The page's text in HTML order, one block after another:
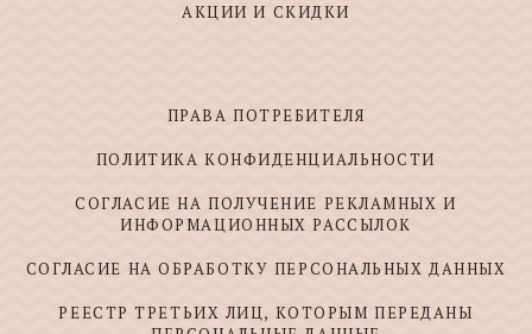
АКЦИИ И СКИДКИ
ПРАВА ПОТРЕБИТЕЛЯ
ПОЛИТИКА КОНФИДЕНЦИАЛЬНОСТИ
СОГЛАСИЕ НА ПОЛУЧЕНИЕ РЕКЛАМНЫХ И
ИНФОРМАЦИОННЫХ РАССЫЛОК
СОГЛАСИЕ НА ОБРАБОТКУ ПЕРСОНАЛЬНЫХ ДАННЫХ
РЕЕСТР ТРЕТЬИХ ЛИЦ, КОТОРЫМ ПЕРЕДАНЫ